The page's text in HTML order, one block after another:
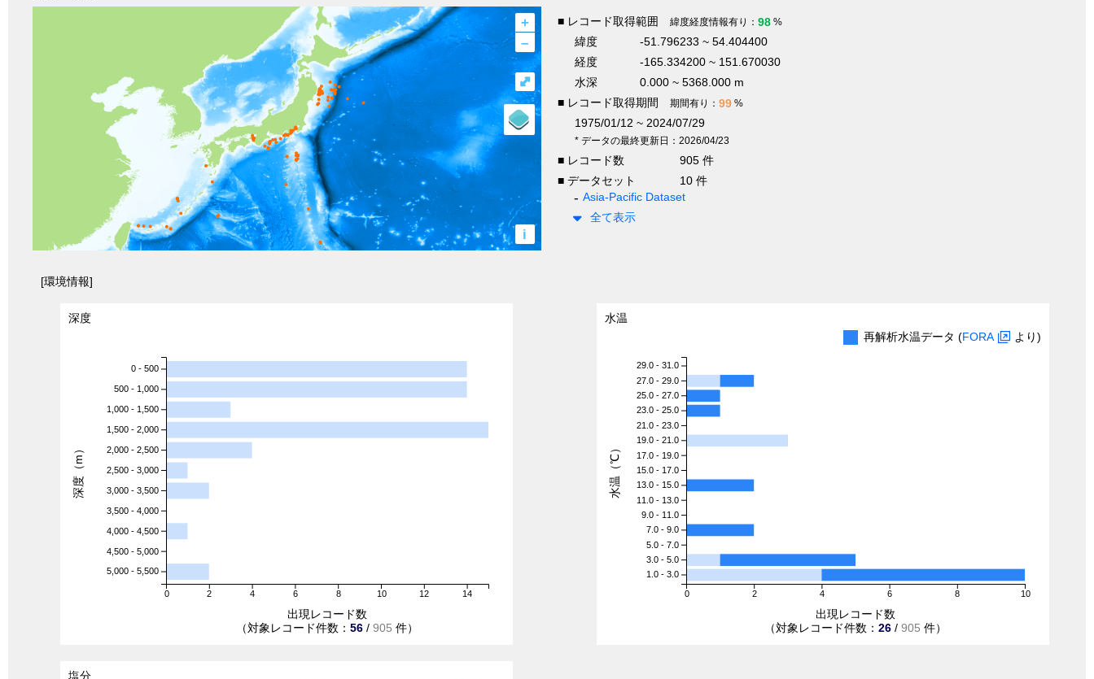
+
–
i
⤢
■ レコード取得範囲 緯度経度情報有り： 98 %
緯度
-51.796233 ~ 54.404400
経度
-165.334200 ~ 151.670030
水深
0.000 ~ 5368.000 m
■ レコード取得期間
期間有り： 99 %
1975/01/12 ~ 2024/07/29
* データの最終更新日：2026/04/23
■ レコード数
905 件
■ データセット
10 件
Asia-Pacific Dataset
全て表示
[環境情報]
深度
0 2 4 6 8 10 12 14
0 - 500
500 - 1,000
1,000 - 1,500
1,500 - 2,000
2,000 - 2,500
2,500 - 3,000
3,000 - 3,500
3,500 - 4,000
4,000 - 4,500
4,500 - 5,000
5,000 - 5,500
出現レコード数
（対象レコード件数： 56 / 905 件）
深度（m）
水温
再解析水温データ (FORA より)
0 2 4 6 8 10
29.0 - 31.0
27.0 - 29.0
25.0 - 27.0
23.0 - 25.0
21.0 - 23.0
19.0 - 21.0
17.0 - 19.0
15.0 - 17.0
13.0 - 15.0
11.0 - 13.0
9.0 - 11.0
7.0 - 9.0
5.0 - 7.0
3.0 - 5.0
1.0 - 3.0
出現レコード数
（対象レコード件数：26 /905 件）
水温（℃）
塩分